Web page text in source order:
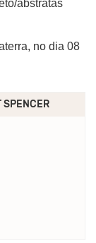
abstratas
no dia 08
SPENCER